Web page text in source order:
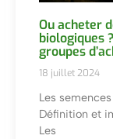
Ou acheter
biologiques
groupes
18 juillet 2024
Les
Définition et
Les